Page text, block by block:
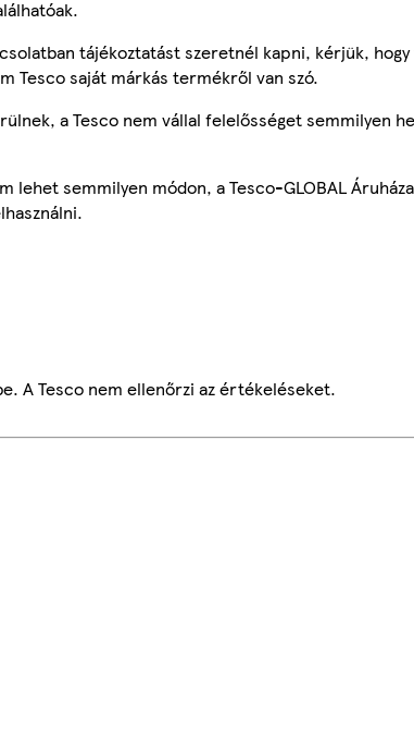
tájékoztatást szeretnél kapni, kérjük,
Tesco saját márkás termékről van szó.
a Tesco nem vállal felelősséget semmilyen
lehet semmilyen módon, a Tesco-GLOBAL
A Tesco nem ellenőrzi az értékeléseket.